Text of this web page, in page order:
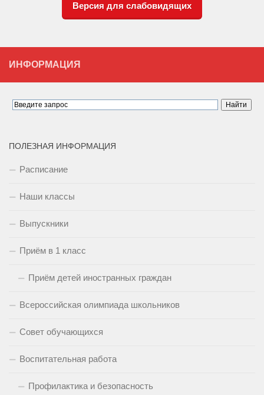
Версия для слабовидящих
ИНФОРМАЦИЯ
ПОЛЕЗНАЯ ИНФОРМАЦИЯ
Расписание
Наши классы
Выпускники
Приём в 1 класс
Приём детей иностранных граждан
Всероссийская олимпиада школьников
Совет обучающихся
Воспитательная работа
Профилактика и безопасность